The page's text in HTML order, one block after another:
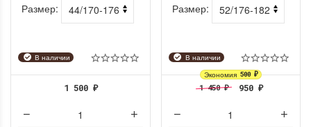
Размер:
В наличии
1 500 ₽
Размер:
В наличии
Экономия 500 ₽
1 450₽ 950 ₽